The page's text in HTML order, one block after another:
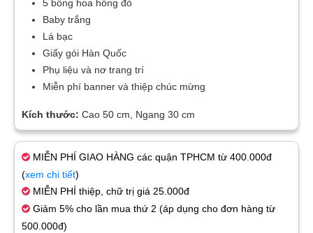
5 bông hoa hồng đỏ
Baby trắng
Lá bạc
Giấy gói Hàn Quốc
Phụ liệu và nơ trang trí
Miễn phí banner và thiệp chúc mừng
Kích thước: Cao 50 cm, Ngang 30 cm
MIỄN PHÍ GIAO HÀNG các quận TPHCM từ 400.000đ
(xem chi tiết)
MIỄN PHÍ thiệp, chữ trị giá 25.000đ
Giảm 5% cho lần mua thứ 2 (áp dụng cho đơn hàng từ
500.000đ)